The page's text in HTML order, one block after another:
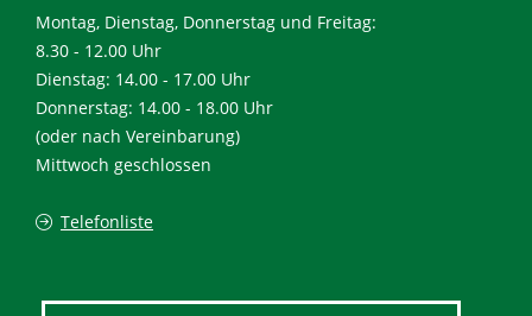
Montag, Dienstag, Donnerstag und Freitag:
8.30 - 12.00 Uhr
Dienstag: 14.00 - 17.00 Uhr
Donnerstag: 14.00 - 18.00 Uhr
(oder nach Vereinbarung)
Mittwoch geschlossen
Telefonliste